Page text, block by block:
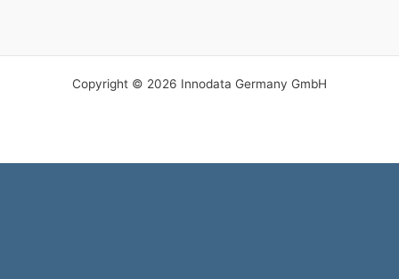
Copyright © 2026 Innodata Germany GmbH